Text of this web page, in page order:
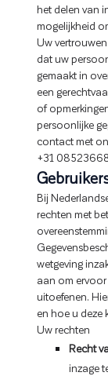
het delen van
mogelijkheid
Uw
dat uw
gemaakt in
een
of
persoonlijke
contact met
+31
Bij
rechten met
wetgeving
aan om
uitoefenen.
en hoe u deze
Uw rechten
Recht
inzage